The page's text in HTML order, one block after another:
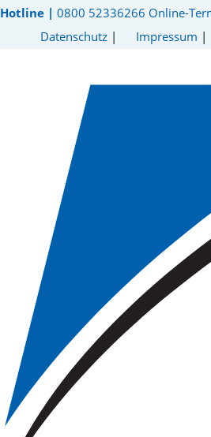
Hotline | 0800 52336266 Online-
Datenschutz | Impressum |